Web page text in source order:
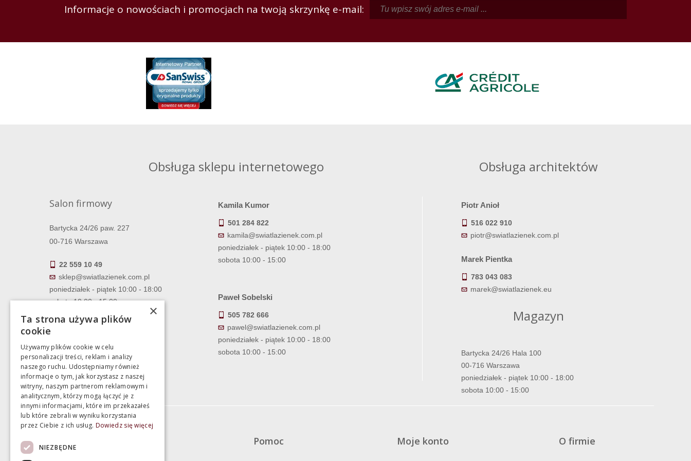
Informacje o nowościach i promocjach na twoją skrzynkę e-mail:
Obsługa sklepu internetowego
Salon firmowy
Bartycka 24/26 paw. 227
00-716 Warszawa
22 559 10 49
sklep@swiatlazienek.com.pl
poniedziałek - piątek 10:00 - 18:00
sobota 10:00 - 15:00
Kamila Kumor
501 284 822
kamila@swiatlazienek.com.pl
poniedziałek - piątek 10:00 - 18:00
sobota 10:00 - 15:00
Paweł Sobelski
505 782 666
pawel@swiatlazienek.com.pl
poniedziałek - piątek 10:00 - 18:00
sobota 10:00 - 15:00
Obsługa architektów
Piotr Anioł
516 022 910
piotr@swiatlazienek.com.pl
Marek Pientka
783 043 083
marek@swiatlazienek.eu
Magazyn
Bartycka 24/26 Hala 100
00-716 Warszawa
poniedziałek - piątek 10:00 - 18:00
sobota 10:00 - 15:00
Pomoc Moje konto O firmie
×
Ta strona używa plików
cookie
Używamy plików cookie w celu
personalizacji treści, reklam i analizy
naszego ruchu. Udostępniamy również
informacje o tym, jak korzystasz z naszej
witryny, naszym partnerom reklamowym i
analitycznym, którzy mogą łączyć je z
innymi informacjami, które im przekazałeś
lub które zebrali w wyniku korzystania
przez Ciebie z ich usług. Dowiedz się więcej
NIEZBĘDNE